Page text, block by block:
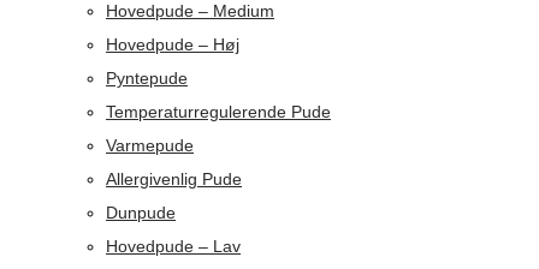
Hovedpude – Medium
Hovedpude – Høj
Pyntepude
Temperaturregulerende Pude
Varmepude
Allergivenlig Pude
Dunpude
Hovedpude – Lav